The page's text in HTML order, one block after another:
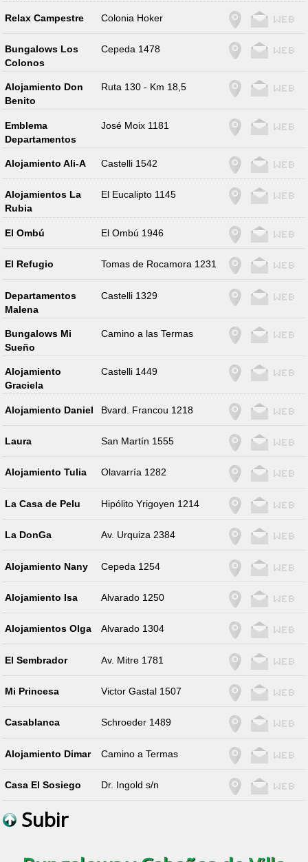
Relax Campestre Colonia Hoker
Bungalows Los
Colonos
Cepeda 1478
Alojamiento Don
Benito
Ruta 130 - Km 18,5
Emblema
Departamentos
José Moix 1181
Alojamiento Ali-A Castelli 1542
Alojamientos La
Rubia
El Eucalipto 1145
El Ombú El Ombú 1946
El Refugio Tomas de Rocamora 1231
Departamentos
Malena
Castelli 1329
Bungalows Mi
Sueño
Camino a las Termas
Alojamiento
Graciela
Castelli 1449
Alojamiento Daniel Bvard. Francou 1218
Laura San Martín 1555
Alojamiento Tulia Olavarría 1282
La Casa de Pelu Hipólito Yrigoyen 1214
La DonGa Av. Urquiza 2384
Alojamiento Nany Cepeda 1254
Alojamiento Isa Alvarado 1250
Alojamientos Olga Alvarado 1304
El Sembrador Av. Mitre 1781
Mi Princesa Victor Gastal 1507
Casablanca Schroeder 1489
Alojamiento Dimar Camino a Termas
Casa El Sosiego Dr. Ingold s/n
Subir